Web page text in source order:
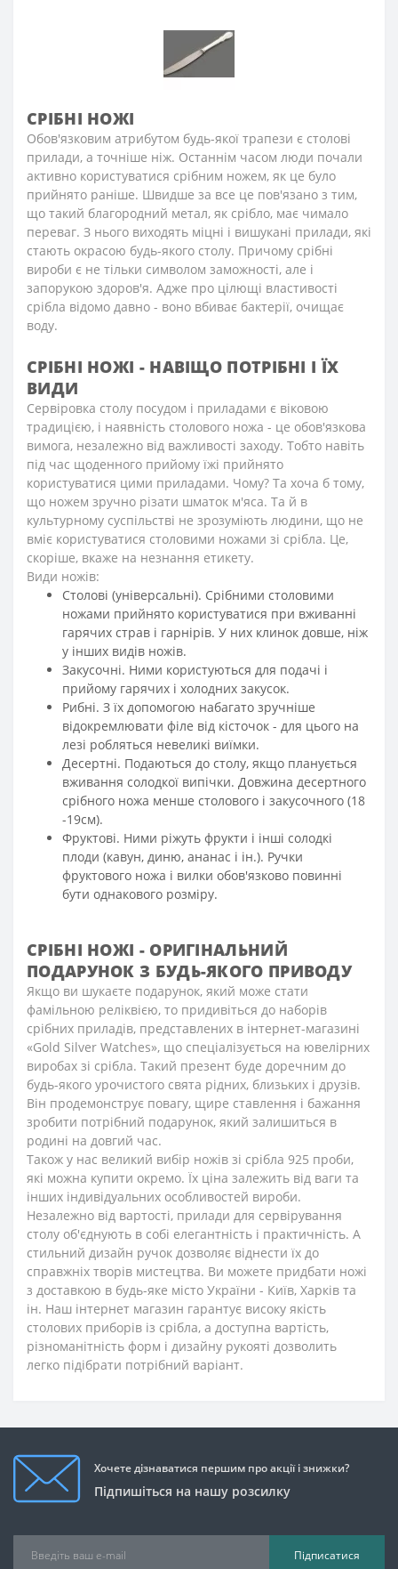
СРІБНІ НОЖІ
Обов'язковим атрибутом будь-якої трапези є столові
прилади, а точніше ніж. Останнім часом люди почали
активно користуватися срібним ножем, як це було
прийнято раніше. Швидше за все це пов'язано з тим,
що такий благородний метал, як срібло, має чимало
переваг. З нього виходять міцні і вишукані прилади, які
стають окрасою будь-якого столу. Причому срібні
вироби є не тільки символом заможності, але і
запорукою здоров'я. Адже про цілющі властивості
срібла відомо давно - воно вбиває бактерії, очищає
воду.
СРІБНІ НОЖІ - НАВІЩО ПОТРІБНІ І ЇХ
ВИДИ
Сервіровка столу посудом і приладами є віковою
традицією, і наявність столового ножа - це обов'язкова
вимога, незалежно від важливості заходу. Тобто навіть
під час щоденного прийому їжі прийнято
користуватися цими приладами. Чому? Та хоча б тому,
що ножем зручно різати шматок м'яса. Та й в
культурному суспільстві не зрозуміють людини, що не
вміє користуватися столовими ножами зі срібла. Це,
скоріше, вкаже на незнання етикету.
Види ножів:
Столові (універсальні). Срібними столовими
ножами прийнято користуватися при вживанні
гарячих страв і гарнірів. У них клинок довше, ніж
у інших видів ножів.
Закусочні. Ними користуються для подачі і
прийому гарячих і холодних закусок.
Рибні. З їх допомогою набагато зручніше
відокремлювати філе від кісточок - для цього на
лезі робляться невеликі виїмки.
Десертні. Подаються до столу, якщо планується
вживання солодкої випічки. Довжина десертного
срібного ножа менше столового і закусочного (18
-19см).
Фруктові. Ними ріжуть фрукти і інші солодкі
плоди (кавун, диню, ананас і ін.). Ручки
фруктового ножа і вилки обов'язково повинні
бути однакового розміру.
СРІБНІ НОЖІ - ОРИГІНАЛЬНИЙ
ПОДАРУНОК З БУДЬ-ЯКОГО ПРИВОДУ
Якщо ви шукаєте подарунок, який може стати
фамільною реліквією, то придивіться до наборів
срібних приладів, представлених в інтернет-магазині
«Gold Silver Watches», що спеціалізується на ювелірних
виробах зі срібла. Такий презент буде доречним до
будь-якого урочистого свята рідних, близьких і друзів.
Він продемонструє повагу, щире ставлення і бажання
зробити потрібний подарунок, який залишиться в
родині на довгий час.
Також у нас великий вибір ножів зі срібла 925 проби,
які можна купити окремо. Їх ціна залежить від ваги та
інших індивідуальних особливостей вироби.
Незалежно від вартості, прилади для сервірування
столу об'єднують в собі елегантність і практичність. А
стильний дизайн ручок дозволяє віднести їх до
справжніх творів мистецтва. Ви можете придбати ножі
з доставкою в будь-яке місто України - Київ, Харків та
ін. Наш інтернет магазин гарантує високу якість
столових приборів із срібла, а доступна вартість,
різноманітність форм і дизайну рукояті дозволить
легко підібрати потрібний варіант.
Хочете дізнаватися першим про акції і знижки?
Підпишіться на нашу розсилку
Підписатися